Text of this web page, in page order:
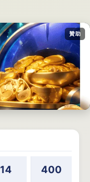
贊助
14 400